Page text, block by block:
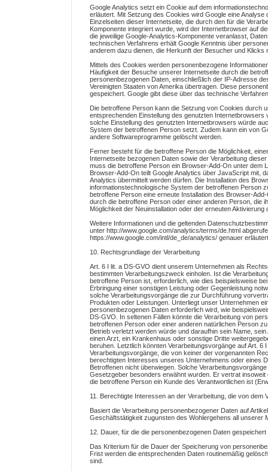
Google Analytics setzt ein Cookie auf dem
erläutert. Mit Setzung des Cookies wird Google eine
Einzelseiten dieser Internetseite, die durch den für die
Komponente integriert wurde, wird der Internetbrowser auf
die jeweilige Google-Analytics-Komponente veranlasst,
technischen Verfahrens erhält Google Kenntnis über
anderem dazu dienen, die Herkunft der Besucher und
Mittels des Cookies werden personenbezogene
Häufigkeit der Besuche unserer Internetseite durch die
personenbezogenen Daten, einschließlich der IP-Adresse
Vereinigten Staaten von Amerika übertragen. Diese
gespeichert. Google gibt diese über das technische
Die betroffene Person kann die Setzung von Cookies durch
entsprechenden Einstellung des genutzten
solche Einstellung des genutzten Internetbrowsers würde
System der betroffenen Person setzt. Zudem kann ein von
andere Softwareprogramme gelöscht werden.
Ferner besteht für die betroffene Person die Möglichkeit,
Internetseite bezogenen Daten sowie der Verarbeitung
muss die betroffene Person ein Browser-Add-On unter dem
Browser-Add-On teilt Google Analytics über JavaScript mit,
Analytics übermittelt werden dürfen. Die Installation des
informationstechnologische System der betroffenen Person
betroffene Person eine erneute Installation des Browser-
durch die betroffene Person oder einer anderen Person, die
Möglichkeit der Neuinstallation oder der erneuten
Weitere Informationen und die geltenden
unter http://www.google.com/analytics/terms/de.html
https://www.google.com/intl/de_de/analytics/ genauer
10. Rechtsgrundlage der Verarbeitung
Art. 6 I lit. a DS-GVO dient unserem Unternehmen als
bestimmten Verarbeitungszweck einholen. Ist die
betroffene Person ist, erforderlich, wie dies beispielsweise
Erbringung einer sonstigen Leistung oder Gegenleistung
solche Verarbeitungsvorgänge die zur Durchführung
Produkten oder Leistungen. Unterliegt unser Unternehmen
personenbezogenen Daten erforderlich wird, wie
DS-GVO. In seltenen Fällen könnte die Verarbeitung von
betroffenen Person oder einer anderen natürlichen Person
Betrieb verletzt werden würde und daraufhin sein Name,
einen Arzt, ein Krankenhaus oder sonstige Dritte
beruhen. Letztlich könnten Verarbeitungsvorgänge auf Art.
Verarbeitungsvorgänge, die von keiner der vorgenannten
berechtigten Interesses unseres Unternehmens oder eines
Betroffenen nicht überwiegen. Solche
Gesetzgeber besonders erwähnt wurden. Er vertrat
die betroffene Person ein Kunde des Verantwortlichen ist
11. Berechtigte Interessen an der Verarbeitung, die von
Basiert die Verarbeitung personenbezogener Daten auf
Geschäftstätigkeit zugunsten des Wohlergehens all unserer
12. Dauer, für die die personenbezogenen Daten gespeichert
Das Kriterium für die Dauer der Speicherung von
Frist werden die entsprechenden Daten routinemäßig
sind.